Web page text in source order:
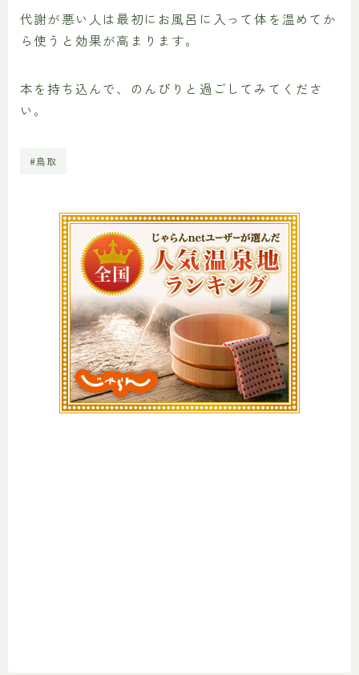
代謝が悪い人は最初にお風呂に入って体を温めてか
ら使うと効果が高まります。
本を持ち込んで、のんびりと過ごしてみてくださ
い。
#鳥取